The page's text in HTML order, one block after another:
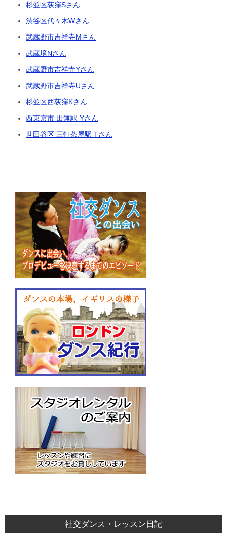
杉並区荻窪Sさん
渋谷区代々木Wさん
武蔵野市吉祥寺Mさん
武蔵境Nさん
武蔵野市吉祥寺Yさん
武蔵野市吉祥寺Uさん
杉並区西荻窪Kさん
西東京市 田無駅 Yさん
世田谷区 三軒茶屋駅 Tさん
社交ダンス・レッスン日記